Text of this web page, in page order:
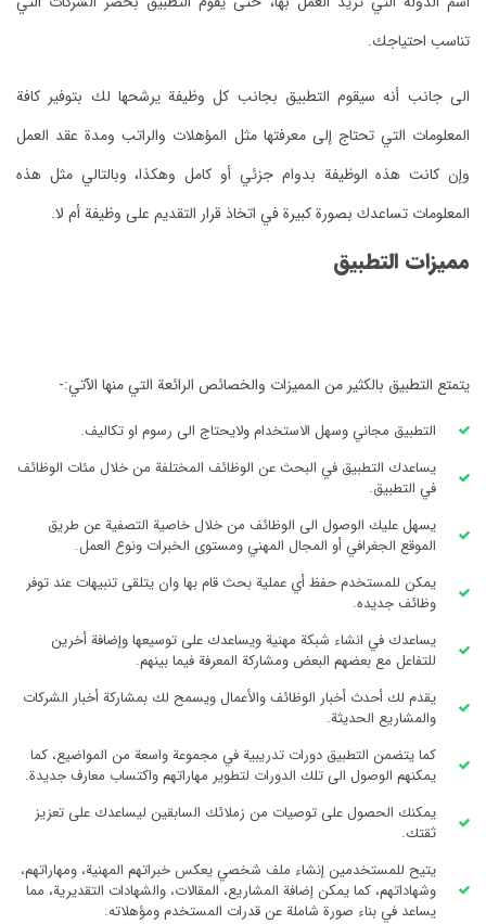
تناسب احتياجك.
الى جانب أنه سيقوم التطبيق بجانب كل وظيفة يرشحها لك بتوفير كافة
المعلومات التي تحتاج إلى معرفتها مثل المؤهلات والراتب ومدة عقد العمل
وإن كانت هذه الوظيفة بدوام جزئي أو كامل وهكذا، وبالتالي مثل هذه
المعلومات تساعدك بصورة كبيرة في اتخاذ قرار التقديم على وظيفة أم لا.
مميزات التطبيق
يتمتع التطبيق بالكثير من المميزات والخصائص الرائعة التي منها الآتي:-
التطبيق مجاني وسهل الاستخدام ولايحتاج الى رسوم او تكاليف.
يساعدك التطبيق في البحث عن الوظائف المختلفة من خلال مئات الوظائف
في التطبيق.
يسهل عليك الوصول الى الوظائف من خلال خاصية التصفية عن طريق
الموقع الجغرافي أو المجال المهني ومستوى الخبرات ونوع العمل.
يمكن للمستخدم حفظ أي عملية بحث قام بها وان يتلقى تنبيهات عند توفر
وظائف جديده.
يساعدك في انشاء شبكة مهنية ويساعدك على توسيعها وإضافة أخرين
للتفاعل مع بعضهم البعض ومشاركة المعرفة فيما بينهم.
يقدم لك أحدث أخبار الوظائف والأعمال ويسمح لك بمشاركة أخبار الشركات
والمشاريع الحديثة.
كما يتضمن التطبيق دورات تدريبية في مجموعة واسعة من المواضيع، كما
يمكنهم الوصول الى تلك الدورات لتطوير مهاراتهم واكتساب معارف جديدة.
يمكنك الحصول على توصيات من زملائك السابقين ليساعدك على تعزيز
ثقتك.
يتيح للمستخدمين إنشاء ملف شخصي يعكس خبراتهم المهنية، ومهاراتهم،
وشهاداتهم، كما يمكن إضافة المشاريع، المقالات، والشهادات التقديرية، مما
يساعد في بناء صورة شاملة عن قدرات المستخدم ومؤهلاته.